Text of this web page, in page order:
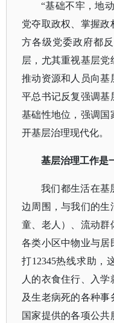
“基础不牢，地
党夺取政权、掌握
方各级党委政府都
层，尤其重视基层党
推动资源和人员向基
平总书记反复强调基
基础性地位，强调国
开基层治理现代化。
基层治理工作是
我们都生活在基
边周围，与我们的生
童、老人）、流动群
各类小区中物业与居
打12345热线求助，
人的衣食住行、入
及生老病死的各种事
国家提供的各项公